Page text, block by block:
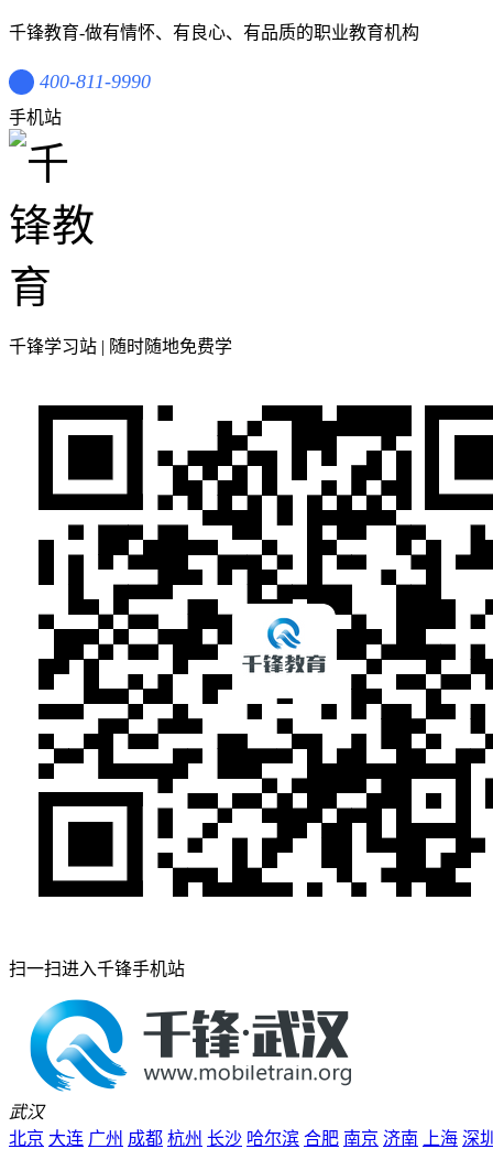
千锋教育-做有情怀、有良心、有品质的职业教育机构
400-811-9990
手机站
千锋学习站 | 随时随地免费学
扫一扫进入千锋手机站
武汉
北京 大连 广州 成都 杭州 长沙 哈尔滨 合肥 南京 济南 上海 深